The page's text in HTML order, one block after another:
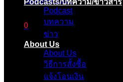
0
ตะกร้าสินค้า
ไม่มีสินค้าในตะกร้า
Podcasts/บทความ/ข่าวสาร
Podcast
บทความ
ข่าว
About Us
About Us
วิธีการสั้งซื้อ
แจ้งโอนเงิน